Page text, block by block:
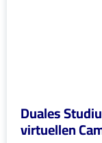
Duales
virtuellen